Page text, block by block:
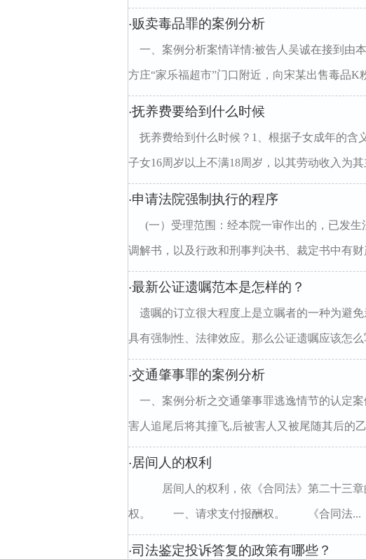
·贩卖毒品罪的案例分析
一、案例分析案情详情:被告人吴诚在接到由
方庄“家乐福超市”门口附近，向宋某出售毒品K
·抚养费要给到什么时候
抚养费给到什么时候？1、根据子女成年的含
子女16周岁以上不满18周岁，以其劳动收入为
·申请法院强制执行的程序
(一）受理范围：经本院一审作出的，已发
调解书，以及行政和刑事判决书、裁定书中有财
·最新公证遗嘱范本是怎样的？
遗嘱的订立很大程度上是立嘱者的一种为避
具有强制性、法律效应。那么公证遗嘱应该怎么
·交通肇事罪的案例分析
一、案例分析之交通肇事罪逃逸情节的认定
害人追尾后将其撞飞,后被害人又被尾随其后的
· 居间人的权利
居间人的权利，依《合同法》第二十三章
权。 一、请求支付报酬权。 《合同法...
·司法鉴定投诉答复的政策有哪些？